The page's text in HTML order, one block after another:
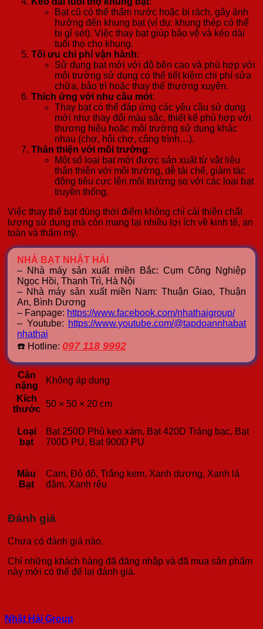
Bạt cũ có thể thấm nước hoặc bị rách, gây ảnh
hưởng đến khung bạt (ví dụ: khung thép có thể
bị gỉ sét). Việc thay bạt giúp bảo vệ và kéo dài
tuổi thọ cho khung.
Tối ưu chi phí vận hành:
Sử dụng bạt mới với độ bền cao và phù hợp với
môi trường sử dụng có thể tiết kiệm chi phí sửa
chữa, bảo trì hoặc thay thế thường xuyên.
Thích ứng với nhu cầu mới:
Thay bạt có thể đáp ứng các yêu cầu sử dụng
mới như thay đổi màu sắc, thiết kế phù hợp với
thương hiệu hoặc môi trường sử dụng khác
nhau (chợ, hội chợ, công trình…).
Thân thiện với môi trường:
Một số loại bạt mới được sản xuất từ vật liệu
thân thiện với môi trường, dễ tái chế, giảm tác
động tiêu cực lên môi trường so với các loại bạt
truyền thống.
Việc thay thế bạt đúng thời điểm không chỉ cải thiện chất
lượng sử dụng mà còn mang lại nhiều lợi ích về kinh tế, an
toàn và thẩm mỹ.
NHÀ BẠT NHẬT HẢI
– Nhà máy sản xuất miền Bắc: Cụm Công Nghiệp
Ngọc Hồi, Thanh Trì, Hà Nội
– Nhà máy sản xuất miền Nam: Thuận Giao, Thuận
An, Bình Dương
– Fanpage: https://www.facebook.com/nhathaigroup/
– Youtube: https://www.youtube.com/@tapdoannhabat
nhathai
☎️ Hotline: 097 118 9992
Cân
nặng
Không áp dụng
Kích
thước
50 × 50 × 20 cm
Loại
bạt
Bạt 250D Phủ keo xám, Bạt 420D Tráng bạc, Bạt
700D PU, Bạt 900D PU
Màu
Bạt
Cam, Đỏ đô, Trắng kem, Xanh dương, Xanh lá
đậm, Xanh rêu
Đánh giá
Chưa có đánh giá nào.
Chỉ những khách hàng đã đăng nhập và đã mua sản phẩm
này mới có thể để lại đánh giá.
Nhật Hải Group